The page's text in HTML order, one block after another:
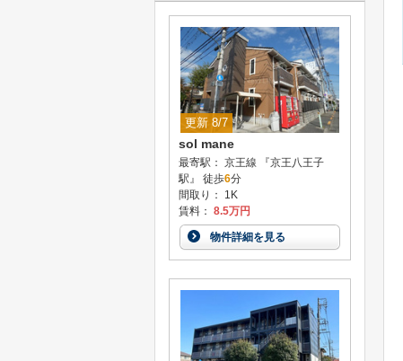
更新 8/7
sol mane
最寄駅： 京王線 『京王八王子
駅』 徒歩6分
間取り： 1K
賃料： 8.5万円
物件詳細を見る